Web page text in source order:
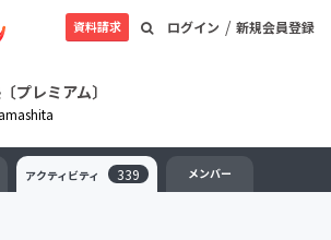
ログイン / 新規会員登録
資料請求
プレミアム〕
アクティビティ 339 メンバー